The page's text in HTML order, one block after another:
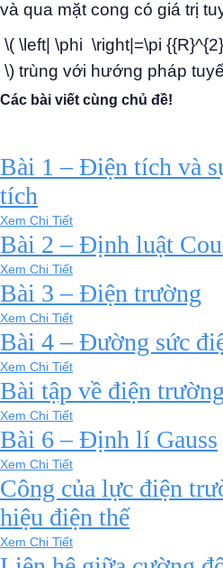
và qua mặt cong có giá trị
\( \left| \phi \right|=\pi
\) trùng với hướng pháp
Các bài viết cùng chủ đề!
Bài 1 – Điện tích và
tích
Xem Chi Tiết
Bài 2 – Định luật
Xem Chi Tiết
Bài 3 – Điện trường
Xem Chi Tiết
Bài 4 – Đường sức
Xem Chi Tiết
Bài tập về điện trường
Xem Chi Tiết
Bài 6 – Định lí Gauss
Xem Chi Tiết
Công của lực điện
hiệu điện thế
Xem Chi Tiết